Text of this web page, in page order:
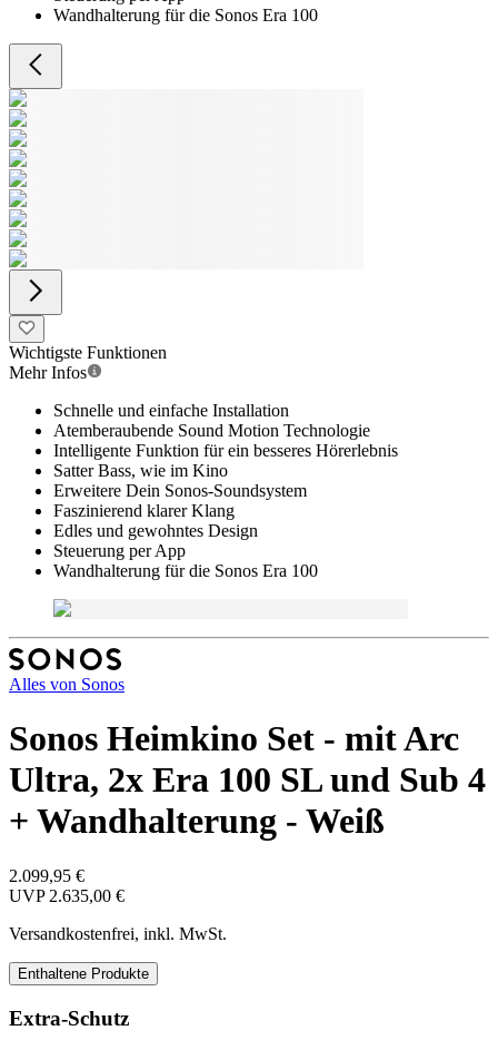
Wandhalterung für die Sonos Era 100
Wichtigste Funktionen
Mehr Infos
Schnelle und einfache Installation
Atemberaubende Sound Motion Technologie
Intelligente Funktion für ein besseres Hörerlebnis
Satter Bass, wie im Kino
Erweitere Dein Sonos-Soundsystem
Faszinierend klarer Klang
Edles und gewohntes Design
Steuerung per App
Wandhalterung für die Sonos Era 100
Alles von Sonos
Sonos Heimkino Set - mit Arc
Ultra, 2x Era 100 SL und Sub 4
+ Wandhalterung - Weiß
2.099,95 €
UVP 2.635,00 €
Versandkostenfrei, inkl. MwSt.
Enthaltene Produkte
Extra-Schutz